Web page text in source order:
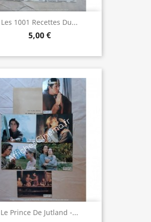
Les 1001 Recettes Du...
5,00 €
Le Prince De Jutland -...